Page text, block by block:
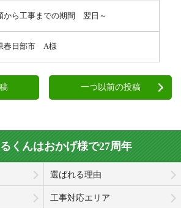
から工事までの期間 翌日～
春日部市 A様
一つ以前の投稿
くんはおかげ様で27周年
選ばれる理由
工事対応エリア